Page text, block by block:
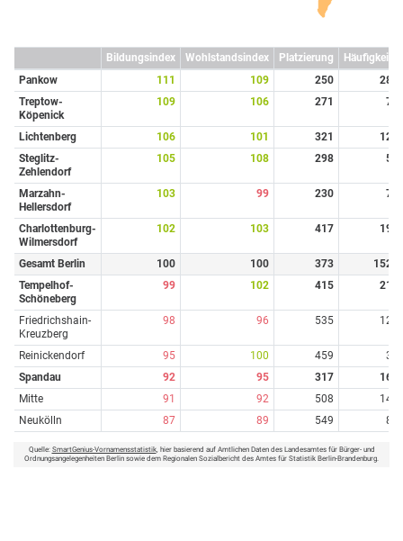
Bildungsindex Wohlstandsindex Platzierung Häufigkeit
Pankow
111 109 250
28
Treptow-
Köpenick
109 106 271 7
Lichtenberg 106 101 321
12
Steglitz-
Zehlendorf
105 108 298 5
Marzahn-
Hellersdorf
103 99 230 7
Charlottenburg-
Wilmersdorf
102 103 417 19
Gesamt Berlin 100 100 373
152
Tempelhof-
Schöneberg
99 102 415 21
Friedrichshain-
Kreuzberg
98 96 535 12
Reinickendorf 95 100 459
3
Spandau
92 95 317
16
Mitte
91 92 508
14
Neukölln
87 89 549 8
Quelle: SmartGenius-Vornamensstatistik, hier basierend auf Amtlichen Daten des Landesamtes für Bürger- und
Ordnungsangelegenheiten Berlin sowie dem Regionalen Sozialbericht des Amtes für Statistik Berlin-Brandenburg.